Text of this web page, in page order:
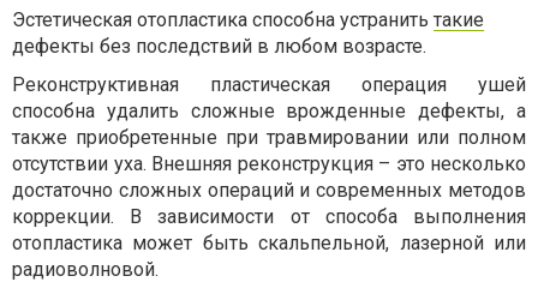
Эстетическая отопластика способна устранить такие
дефекты без последствий в любом возрасте.
Реконструктивная пластическая операция ушей
способна удалить сложные врожденные дефекты, а
также приобретенные при травмировании или полном
отсутствии уха. Внешняя реконструкция – это несколько
достаточно сложных операций и современных методов
коррекции. В зависимости от способа выполнения
отопластика может быть скальпельной, лазерной или
радиоволновой.